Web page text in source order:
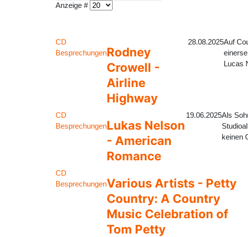
Anzeige #
CD
BesprechungenRodney
Crowell -
Airline
Highway
28.08.2025Auf
Lucas
CD
BesprechungenLukas Nelson
- American
Romance
19.06.2025Als
keinen
CD
BesprechungenVarious Artists - Petty
Country: A Country
Music Celebration of
Tom Petty